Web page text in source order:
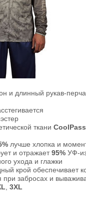
длинный рукав-
ткани CoolPass
лучше хлопка и
и отражает95% УФ-
ухода и глажки
крой обеспечивает
забросах и
3XL